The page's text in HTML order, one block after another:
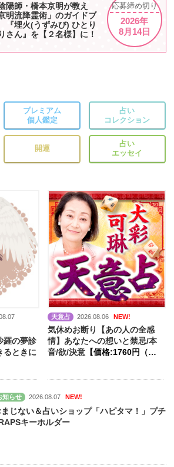
陽師・橋本京明が教え
明流降霊術」のガイドブ
埋火(うずみび) ひとり
さん』を【２名様】に！
応募締め切り
2026年
8月14日
プレミアム
個人鑑定
占い
コレクション
開運
占い
エッセイ
羅の夢診
るときに
天意占 2026.08.06 NEW!
気休めお断り【あの人の全感
情】あなたへの想いと禁忌/本
音/欲/決意【価格:1760円（税
知らせ 2026.08.07 NEW!
まじない＆占いショップ「ハピタマ！」プチ
キーホルダー